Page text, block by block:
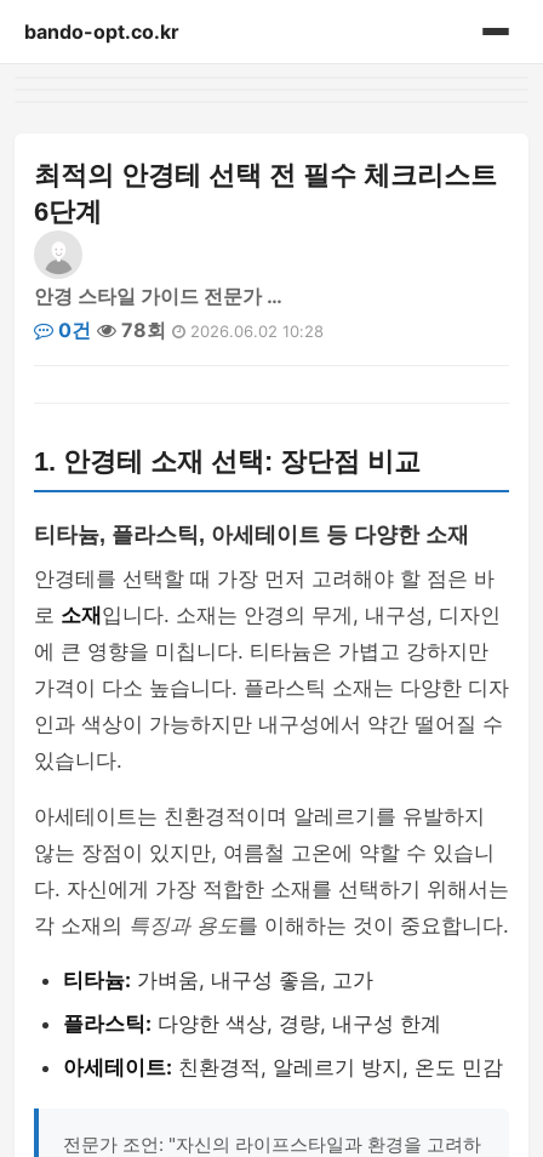
bando-opt.co.kr
최적의 안경테 선택 전 필수 체크리스트
6단계
안경 스타일 가이드 전문가 …
0건
78회 2026.06.02 10:28
1. 안경테 소재 선택: 장단점 비교
티타늄, 플라스틱, 아세테이트 등 다양한 소재
안경테를 선택할 때 가장 먼저 고려해야 할 점은 바
로 소재 입니다. 소재는 안경의 무게, 내구성, 디자인
에 큰 영향을 미칩니다. 티타늄은 가볍고 강하지만
가격이 다소 높습니다. 플라스틱 소재는 다양한 디자
인과 색상이 가능하지만 내구성에서 약간 떨어질 수
있습니다.
아세테이트는 친환경적이며 알레르기를 유발하지
않는 장점이 있지만, 여름철 고온에 약할 수 있습니
다. 자신에게 가장 적합한 소재를 선택하기 위해서는
각 소재의 특징과 용도를 이해하는 것이 중요합니다.
티타늄: 가벼움, 내구성 좋음, 고가
플라스틱: 다양한 색상, 경량, 내구성 한계
아세테이트: 친환경적, 알레르기 방지, 온도 민감
전문가 조언: "자신의 라이프스타일과 환경을 고려하